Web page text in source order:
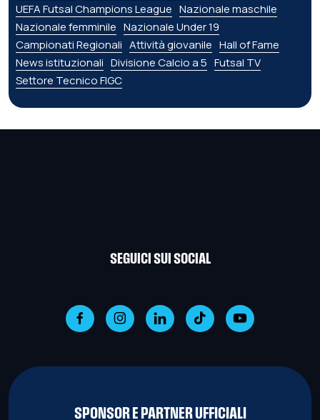
UEFA Futsal Champions League Nazionale maschile
Nazionale femminile Nazionale Under 19
Campionati Regionali Attività giovanile Hall of Fame
News istituzionali Divisione Calcio a 5 Futsal TV
Settore Tecnico FIGC
SEGUICI SUI SOCIAL
SPONSOR E PARTNER UFFICIALI